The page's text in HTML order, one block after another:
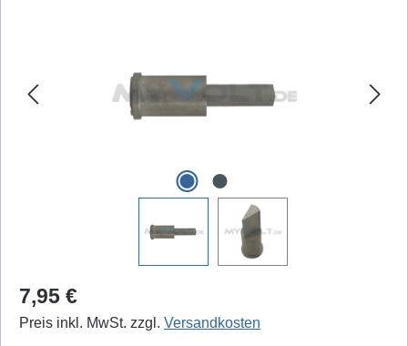
Regulärer Preis:
7,95 €
Preis inkl. MwSt. zzgl. Versandkosten